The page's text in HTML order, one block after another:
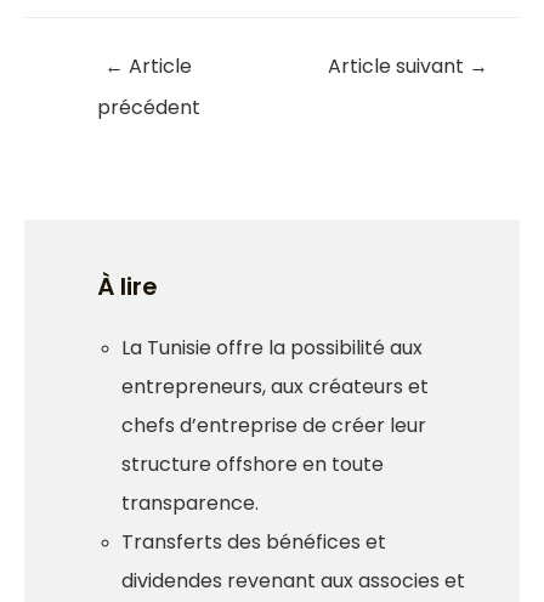
← Article
précédent
Article suivant →
À lire
La Tunisie offre la possibilité aux
entrepreneurs, aux créateurs et
chefs d’entreprise de créer leur
structure offshore en toute
transparence.
Transferts des bénéfices et
dividendes revenant aux associes et